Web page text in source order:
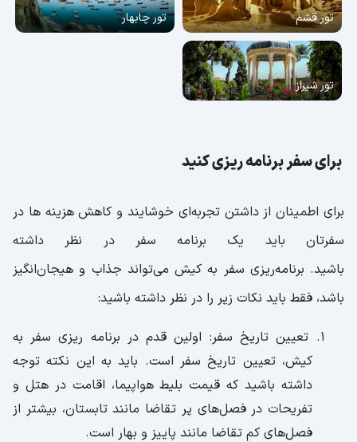
تور قشم تور چابهار
تور شیراز
برای سفر برنامه ریزی کنید
برای اطمینان از داشتن تجربه‌ای خوشایند و کاهش هزینه ها در
سفرتان باید یک برنامه سفر در نظر داشته
باشید. برنامه‌ریزی سفر به کیش می‌تواند جذاب و هیجان‌انگیز
باشد، فقط باید نکات زیر را در نظر داشته باشید:
تعیین تاریخ سفر: اولین قدم در برنامه ریزی سفر به
کیش، تعیین تاریخ سفر است. باید به این نکته توجه
داشته باشید که قیمت بلیط هواپیما، اقامت در هتل و
تفریحات در فصل‌های پر تقاضا مانند تابستان، بیشتر از
فصل‌های کم تقاضا مانند پاییز و بهار است.